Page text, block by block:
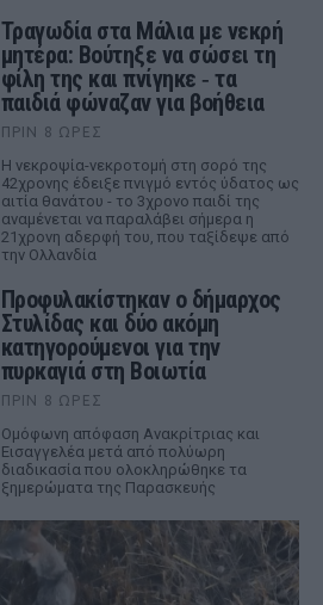
Τραγωδία στα Μάλια με νεκρή
μητέρα: Βούτηξε να σώσει τη
φίλη της και πνίγηκε ‑ τα
παιδιά φώναζαν για βοήθεια
ΠΡΙΝ 8 ΏΡΕΣ
Η νεκροψία-νεκροτομή στη σορό της
42χρονης έδειξε πνιγμό εντός ύδατος ως
αιτία θανάτου - το 3χρονο παιδί της
αναμένεται να παραλάβει σήμερα η
21χρονη αδερφή του, που ταξίδεψε από
την Ολλανδία
Προφυλακίστηκαν ο δήμαρχος
Στυλίδας και δύο ακόμη
κατηγορούμενοι για την
πυρκαγιά στη Βοιωτία
ΠΡΙΝ 8 ΏΡΕΣ
Ομόφωνη απόφαση Ανακρίτριας και
Εισαγγελέα μετά από πολύωρη
διαδικασία που ολοκληρώθηκε τα
ξημερώματα της Παρασκευής